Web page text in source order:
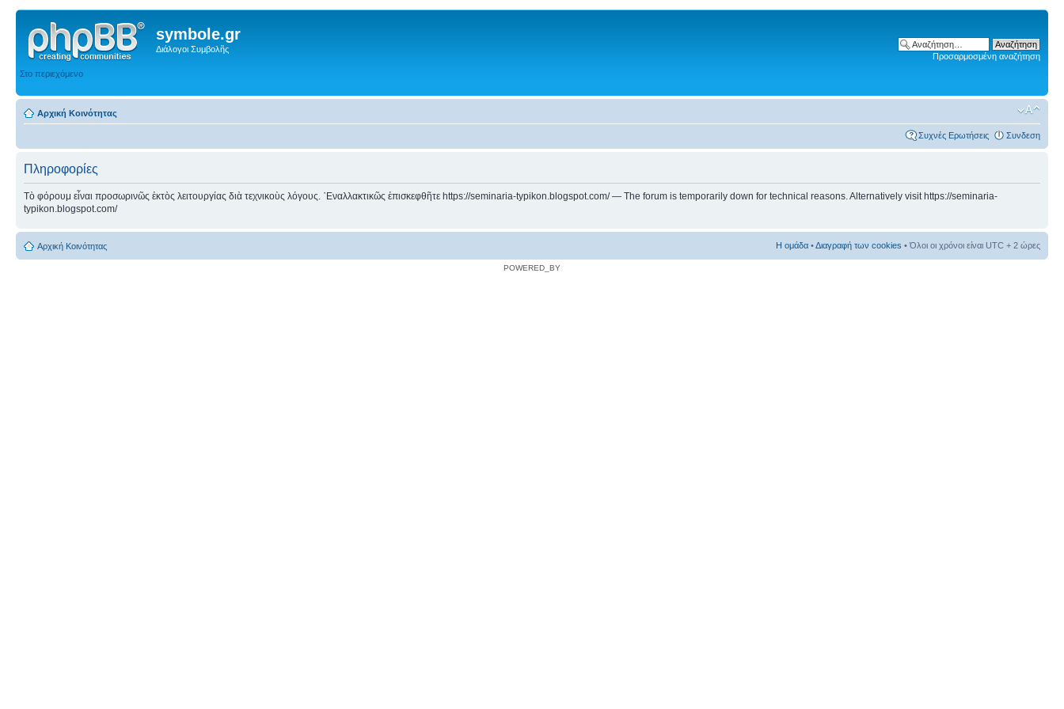
symbole.gr
Διάλογοι Συμβολῆς
Στο περιεχόμενο
Προσαρμοσμένη αναζήτηση
Αρχική Κοινότητας
Συχνές Ερωτήσεις Συνδεση
Πληροφορίες
Τὸ φόρουμ εἶναι προσωρινῶς ἐκτὸς λειτουργίας διὰ τεχνικοὺς λόγους. ᾿Εναλλακτικῶς ἐπισκεφθῆτε https://seminaria-typikon.blogspot.com/ — The forum is temporarily down for technical reasons. Alternatively visit https://seminaria-
typikon.blogspot.com/
Αρχική Κοινότητας Η ομάδα •Διαγραφή των cookies • Όλοι οι χρόνοι είναι UTC + 2 ώρες
POWERED_BY